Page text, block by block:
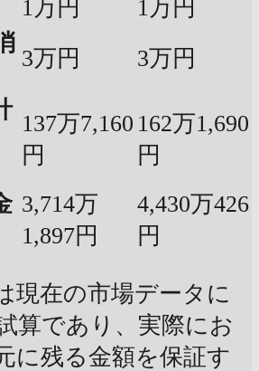
1万円
1万円
3万円
3万円
137万7,160
円
162万1,690
円
3,714万
1,897円
4,430万426
円
現在の市場データに
算であり、実際にお
に残る金額を保証す